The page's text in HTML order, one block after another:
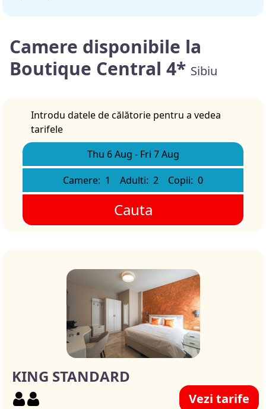
Camere disponibile la
Boutique Central 4* Sibiu
Introdu datele de călătorie pentru a vedea
tarifele
Thu 6 Aug - Fri 7 Aug
Camere: 1 Adulti: 2 Copii: 0
Cauta
KING STANDARD
Vezi tarife